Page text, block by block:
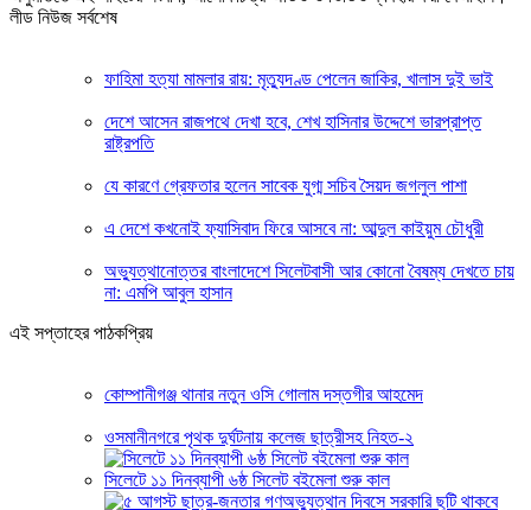
লীড নিউজ সর্বশেষ
ফাহিমা হত্যা মামলার রায়: মৃত্যুদণ্ড পেলেন জাকির, খালাস দুই ভাই
দেশে আসেন রাজপথে দেখা হবে, শেখ হাসিনার উদ্দেশে ভারপ্রাপ্ত
রাষ্ট্রপতি
যে কারণে গ্রেফতার হলেন সাবেক যুগ্ম সচিব সৈয়দ জগলুল পাশা
এ দেশে কখনোই ফ্যাসিবাদ ফিরে আসবে না: আব্দুল কাইয়ুম চৌধুরী
অভ্যুত্থানোত্তর বাংলাদেশে সিলেটবাসী আর কোনো বৈষম্য দেখতে চায়
না: এমপি আবুল হাসান
এই সপ্তাহের পাঠকপ্রিয়
কোম্পানীগঞ্জ থানার নতুন ওসি গোলাম দস্তগীর আহমেদ
ওসমানীনগরে পৃথক দুর্ঘটনায় কলেজ ছাত্রীসহ নিহত-২
সিলেটে ১১ দিনব্যাপী ৬ষ্ঠ সিলেট বইমেলা শুরু কাল